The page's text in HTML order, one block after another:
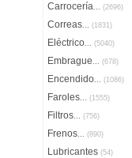
Carrocería... (2696)
Correas... (1831)
Eléctrico... (5040)
Embrague... (678)
Encendido... (1086)
Faroles... (1555)
Filtros... (756)
Frenos... (890)
Lubricantes (54)